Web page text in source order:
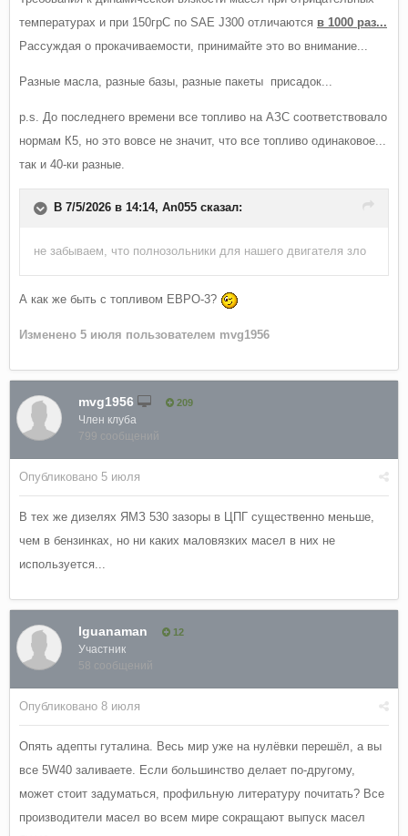
температурах и при 150грС по SAE J300 отличаются в 1000 раз...
Рассуждая о прокачиваемости, принимайте это во внимание...
Разные масла, разные базы, разные пакеты присадок...
p.s. До последнего времени все топливо на АЗС соответствовало
нормам К5, но это вовсе не значит, что все топливо одинаковое...
так и 40-ки разные.
В 7/5/2026 в 14:14, An055 сказал:
не забываем, что полнозольники для нашего двигателя зло
А как же быть с топливом ЕВРО-3?
Изменено 5 июля пользователем mvg1956
mvg1956 209
Член клуба
799 сообщений
Опубликовано 5 июля
В тех же дизелях ЯМЗ 530 зазоры в ЦПГ существенно меньше,
чем в бензинках, но ни каких маловязких масел в них не
используется...
Iguanaman 12
Участник
58 сообщений
Опубликовано 8 июля
Опять адепты гуталина. Весь мир уже на нулёвки перешёл, а вы
все 5W40 заливаете. Если большинство делает по-другому,
может стоит задуматься, профильную литературу почитать? Все
производители масел во всем мире сокращают выпуск масел